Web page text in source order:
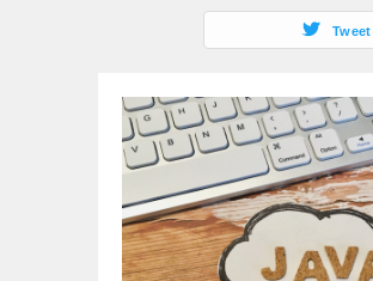
Tweet